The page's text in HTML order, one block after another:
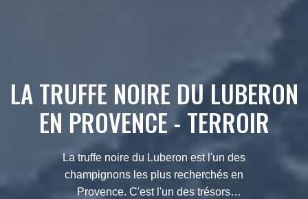
LA TRUFFE NOIRE DU LUBERON
EN PROVENCE - TERROIR
La truffe noire du Luberon est l'un des
champignons les plus recherchés en
Provence. C'est l'un des trésors